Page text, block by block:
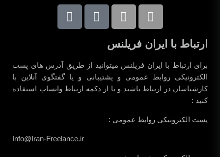
ارتباط با ایران فریلنس
برای ارتباط با ایران فریلنس میتوانید از طریق آدرس های پست
الکترونیکی روابط عمومی و پشتیبانی و یا گفتگوی آنلاین با
کارشناسان در ارتباط باشید و یا از دکمه ارتباط واتساپ استفاده
کنید :
پست الکترونیکی روابط عمومی :
Info@Iran-Freelance.ir